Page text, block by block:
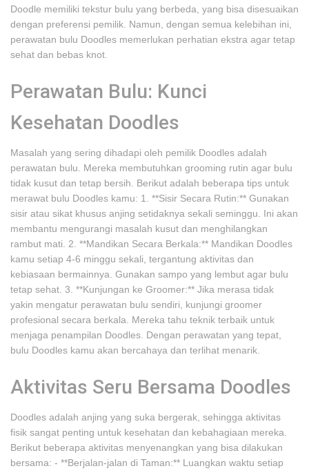
Doodle memiliki tekstur bulu yang berbeda, yang bisa disesuaikan
dengan preferensi pemilik. Namun, dengan semua kelebihan ini,
perawatan bulu Doodles memerlukan perhatian ekstra agar tetap
sehat dan bebas knot.
Perawatan Bulu: Kunci
Kesehatan Doodles
Masalah yang sering dihadapi oleh pemilik Doodles adalah
perawatan bulu. Mereka membutuhkan grooming rutin agar bulu
tidak kusut dan tetap bersih. Berikut adalah beberapa tips untuk
merawat bulu Doodles kamu: 1. **Sisir Secara Rutin:** Gunakan
sisir atau sikat khusus anjing setidaknya sekali seminggu. Ini akan
membantu mengurangi masalah kusut dan menghilangkan
rambut mati. 2. **Mandikan Secara Berkala:** Mandikan Doodles
kamu setiap 4-6 minggu sekali, tergantung aktivitas dan
kebiasaan bermainnya. Gunakan sampo yang lembut agar bulu
tetap sehat. 3. **Kunjungan ke Groomer:** Jika merasa tidak
yakin mengatur perawatan bulu sendiri, kunjungi groomer
profesional secara berkala. Mereka tahu teknik terbaik untuk
menjaga penampilan Doodles. Dengan perawatan yang tepat,
bulu Doodles kamu akan bercahaya dan terlihat menarik.
Aktivitas Seru Bersama Doodles
Doodles adalah anjing yang suka bergerak, sehingga aktivitas
fisik sangat penting untuk kesehatan dan kebahagiaan mereka.
Berikut beberapa aktivitas menyenangkan yang bisa dilakukan
bersama: - **Berjalan-jalan di Taman:** Luangkan waktu setiap